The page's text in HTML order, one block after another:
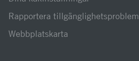
Rapportera tillgänglighetsproblem
Webbplatskarta